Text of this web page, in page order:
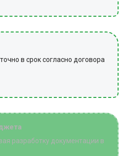
в срок согласно договора
разработку документации в